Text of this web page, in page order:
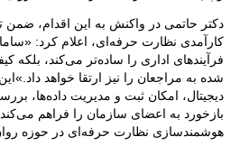
دکتر حاتمی در واکنش به این اقدام، ضمن
کارآمدی نظارت حرفه‌ای، اعلام کرد:
فرآیندهای اداری را ساده‌تر می‌کند، بلکه
شده به مراجعان را نیز ارتقا خواهد
دیجیتال، امکان ثبت و مدیریت داده‌ها،
بازخورد به اعضای سازمان را فراهم
هوشمندسازی نظارت حرفه‌ای در حوزه